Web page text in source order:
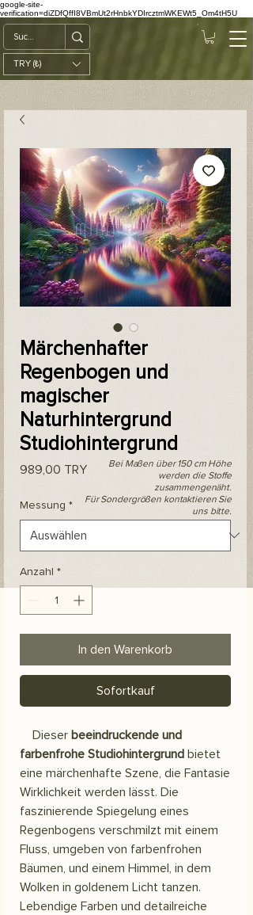
google-site-
verification=diZDfQffI8VBmUt2rHnbkYDIrcztmWKEWt5_Om4tH5U
TRY (₺)
Märchenhafter
Regenbogen und
magischer
Naturhintergrund
Studiohintergrund
989,00 TRYPreis
Messung *
Anzahl *
In den Warenkorb
Sofortkauf
Dieser beeindruckende und
farbenfrohe Studiohintergrund bietet
eine märchenhafte Szene, die Fantasie
Wirklichkeit werden lässt. Die
faszinierende Spiegelung eines
Regenbogens verschmilzt mit einem
Fluss, umgeben von farbenfrohen
Bäumen, und einem Himmel, in dem
Wolken in goldenem Licht tanzen.
Lebendige Farben und detailreiche
Bei Maßen über 150 cm Höhe
werden die Stoffe
zusammengenäht.
Für Sondergrößen kontaktieren Sie
uns bitte.